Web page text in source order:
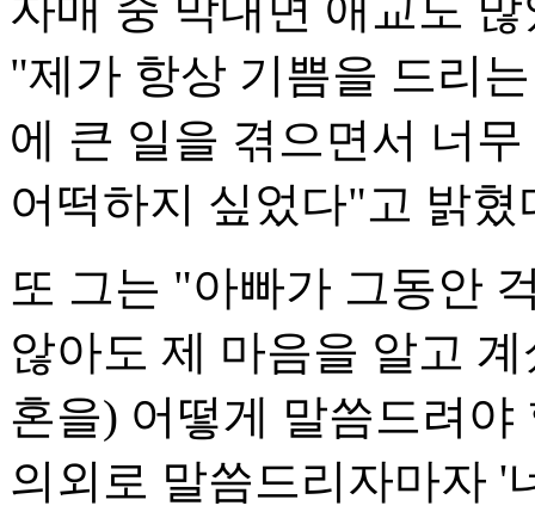
"제가 항상 기쁨을 드리
에 큰 일을 겪으면서 너
어떡하지 싶었다"고 밝혔
또 그는 "아빠가 그동안
않아도 제 마음을 알고
혼을) 어떻게 말씀드려
의외로 말씀드리자마자 '